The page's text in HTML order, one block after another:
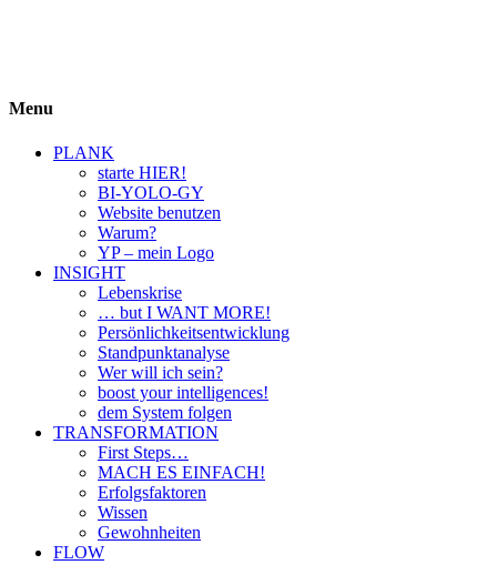
Menu
PLANK
starte HIER!
BI-YOLO-GY
Website benutzen
Warum?
YP – mein Logo
INSIGHT
Lebenskrise
… but I WANT MORE!
Persönlichkeitsentwicklung
Standpunktanalyse
Wer will ich sein?
boost your intelligences!
dem System folgen
TRANSFORMATION
First Steps…
MACH ES EINFACH!
Erfolgsfaktoren
Wissen
Gewohnheiten
FLOW